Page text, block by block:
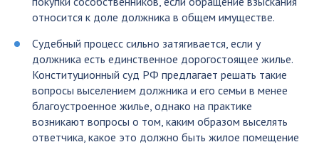
относится к доле должника в общем имуществе.
Судебный процесс сильно затягивается, если у
должника есть единственное дорогостоящее жилье.
Конституционный суд РФ предлагает решать такие
вопросы выселением должника и его семьи в менее
благоустроенное жилье, однако на практике
возникают вопросы о том, каким образом выселять
ответчика, какое это должно быть жилое помещение